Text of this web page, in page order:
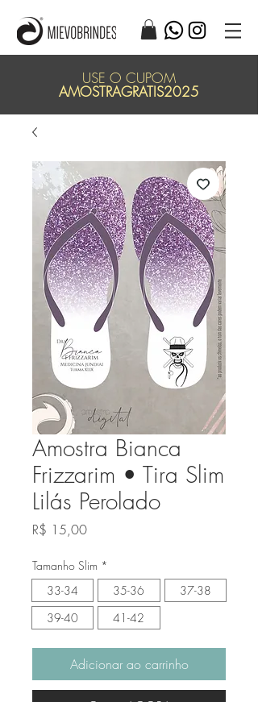
USE O CUPOM
AMOSTRAGRATIS2025
Amostra Bianca
Frizzarim • Tira Slim
Lilás Perolado
R$ 15,00Preço
Tamanho Slim *
33-34
35-36
37-38
39-40
41-42
Adicionar ao carrinho